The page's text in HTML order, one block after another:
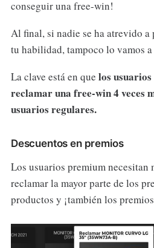
conseguir una free-win!
Al final, si nadie se ha atrevido a
tu habilidad, tampoco lo vamos
La clave está en que los
reclamar una free-win 4 veces
usuarios regulares.
Descuentos en premios
Los usuarios premium necesitan
reclamar la mayor parte de los
productos y ¡también los